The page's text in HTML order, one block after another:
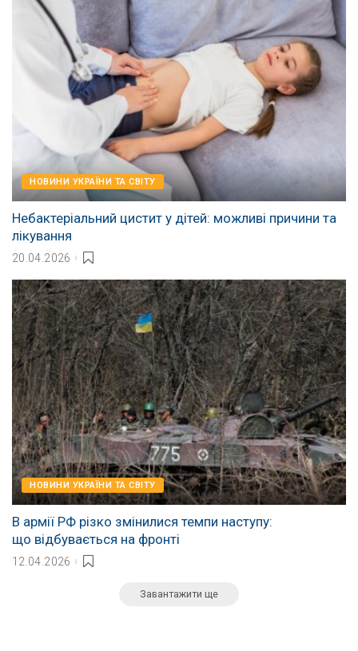
НОВИНИ УКРАЇНИ ТА СВІТУ
Небактеріальний цистит у дітей: можливі причини та
лікування
20.04.2026
НОВИНИ УКРАЇНИ ТА СВІТУ
В армії РФ різко змінилися темпи наступу:
що відбувається на фронті
12.04.2026
Завантажити ще